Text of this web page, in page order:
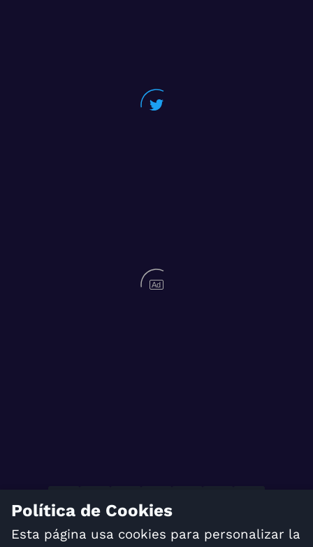
Ad
TÉRMINOS Y CONDICIONES
Política de Cookies
Esta página usa cookies para personalizar la